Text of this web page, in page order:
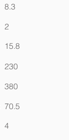
8.3
2
15.8
230
380
70.5
4